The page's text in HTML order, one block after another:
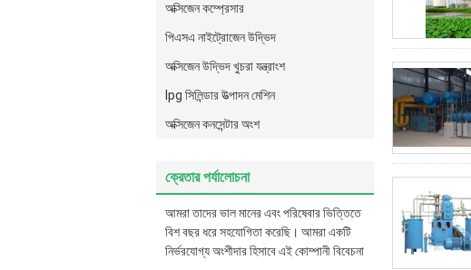
অক্সিজেন কম্প্রেসার
পিএসএ নাইট্রোজেন উদ্ভিদ
অক্সিজেন উদ্ভিদ খুচরা যন্ত্রাংশ
lpg সিলিন্ডার উত্পাদন মেশিন
অক্সিজেন কনসেন্টার অংশ
ক্রেতার পর্যালোচনা
আমরা তাদের ভাল মানের এবং পরিষেবার ভিত্তিতে
বিশ বছর ধরে সহযোগিতা করেছি। আমরা একটি
নির্ভরযোগ্য অংশীদার হিসাবে এই কোম্পানী বিবেচনা